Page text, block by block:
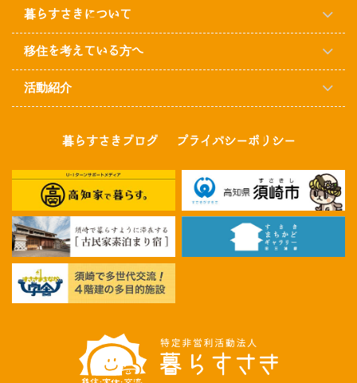
暮らすさきについて
移住を考えている方へ
活動紹介
暮らすさきブログ プライバシーポリシー